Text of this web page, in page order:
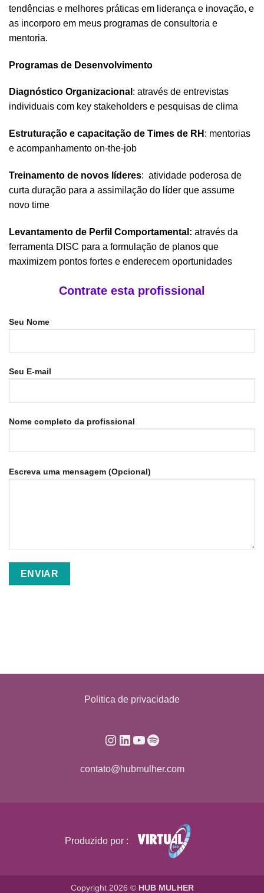
tendências e melhores práticas em liderança e inovação, e
as incorporo em meus programas de consultoria e
mentoria.
Programas de Desenvolvimento
Diagnóstico Organizacional : através de entrevistas
individuais com key stakeholders e pesquisas de clima
Estruturação e capacitação de Times de RH : mentorias
e acompanhamento on-the-job
Treinamento de novos líderes: atividade poderosa de
curta duração para a assimilação do líder que assume
novo time
Levantamento de Perfil Comportamental: através da
ferramenta DISC para a formulação de planos que
maximizem pontos fortes e enderecem oportunidades
Contrate esta profissional
Seu Nome
Seu E-mail
Nome completo da profissional
Escreva uma mensagem (Opcional)
Politica de privacidade
Instagram LinkedIn Youtube Spotify
contato@hubmulher.com
Produzido por :
Copyright 2026 © HUB MULHER